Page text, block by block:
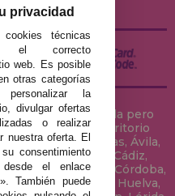
ubicada en Sevilla pero
ciudad del territorio
Almería, Asturias, Ávila,
Burgos, Cáceres, Cádiz,
Ciudad Real, Córdoba,
Guipúzcoa, Huelva,
privacidad
técnicas
el correcto
web. Es posible
otras categorías
la
divulgar ofertas
o realizar
nuestra oferta. El
consentimiento
el enlace
También puede